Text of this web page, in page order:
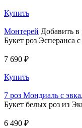
Купить
Монтерей Добавить в
Букет роз Эсперанса
7 690 ₽
Купить
7 роз Мондиаль с
Букет белых роз из
6 490 ₽